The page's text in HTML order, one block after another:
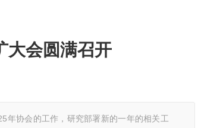
大会圆满召开
年协会的工作，研究部署新的一年的相关工